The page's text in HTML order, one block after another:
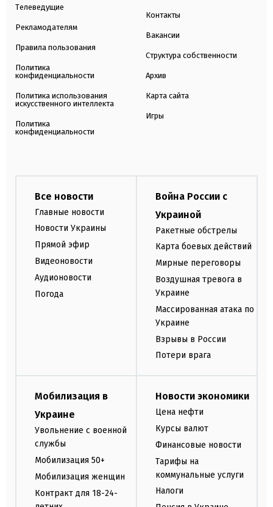
Телеведущие
Рекламодателям
Правила пользования
Политика
конфиденциальности
Политика использования
искусственного интеллекта
Политика
конфиденциальности
Контакты
Вакансии
Структура собственности
Архив
Карта сайта
Игры
Все новости
Главные новости
Новости Украины
Прямой эфир
Видеоновости
Аудионовости
Погода
Война России с
Украиной
Ракетные обстрелы
Карта боевых действий
Мирные переговоры
Воздушная тревога в
Украине
Массированная атака по
Украине
Взрывы в России
Потери врага
Мобилизация в
Украине
Увольнение с военной
службы
Мобилизация 50+
Мобилизация женщин
Контракт для 18-24-
Новости экономики
Цена нефти
Курсы валют
Финансовые новости
Тарифы на
коммунальные услуги
Налоги